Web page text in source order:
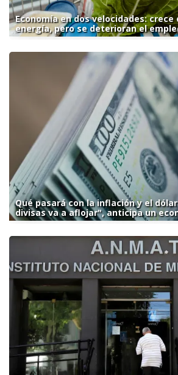
Economía en dos velocidades: crece
energía, pero se deterioran el
Qué pasará con la inflación y el
divisas va a aflojar", anticipa un